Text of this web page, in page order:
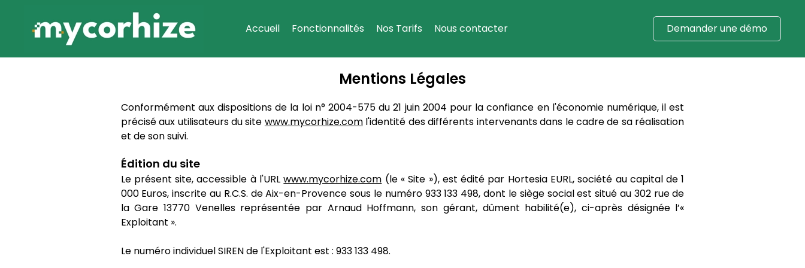
Accueil Fonctionnalités Nos Tarifs Nous contacter Demander une démo
Mentions Légales
Conformément aux dispositions de la loi n° 2004-575 du 21 juin 2004 pour la confiance en l'économie numérique, il est
précisé aux utilisateurs du site www.mycorhize.coml'identité des différents intervenants dans le cadre de sa réalisation
et de son suivi.
Édition du site
Le présent site, accessible à l'URLwww.mycorhize.com (le « Site »), est édité par Hortesia EURL, société au capital de 1
000 Euros, inscrite au R.C.S. de Aix-en-Provence sous le numéro 933 133 498, dont le siège social est situé au 302 rue de
la Gare 13770 Venelles représentée par Arnaud Hoffmann, son gérant, dûment habilité(e), ci-après désignée l’«
Exploitant ».
Le numéro individuel SIREN de l'Exploitant est : 933 133 498.